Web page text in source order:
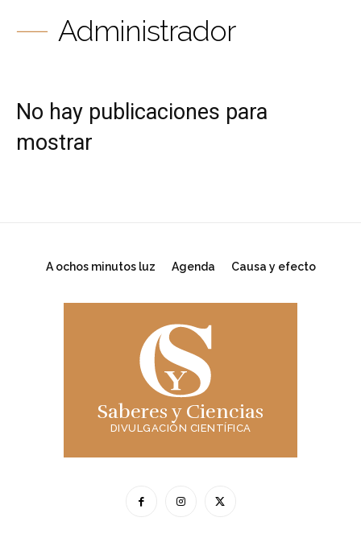
Administrador
No hay publicaciones para
mostrar
A ochos minutos luz Agenda Causa y efecto
Saberes y Ciencias
DIVULGACIÓN CIENTÍFICA